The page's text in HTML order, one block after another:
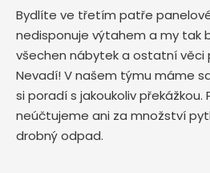
Bydlíte ve třetím patře
nedisponuje výtahem a my tak
všechen nábytek a ostatní věci
Nevadí! V našem týmu máme
si poradí s jakoukoliv překážkou.
neúčtujeme ani za množství
drobný odpad.